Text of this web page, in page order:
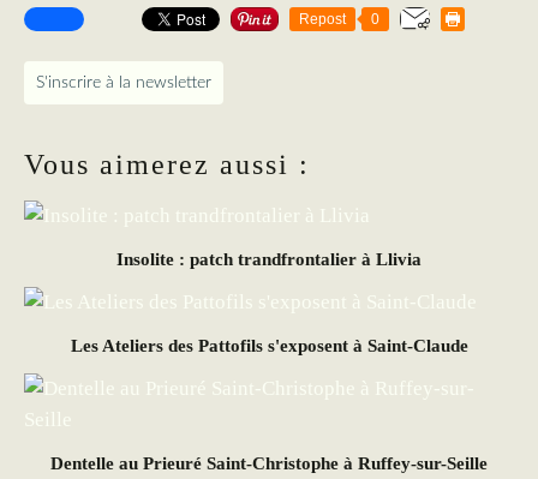
Repost 0
S'inscrire à la newsletter
Vous aimerez aussi :
Insolite : patch trandfrontalier à Llivia
Les Ateliers des Pattofils s'exposent à Saint-Claude
Dentelle au Prieuré Saint-Christophe à Ruffey-sur-Seille